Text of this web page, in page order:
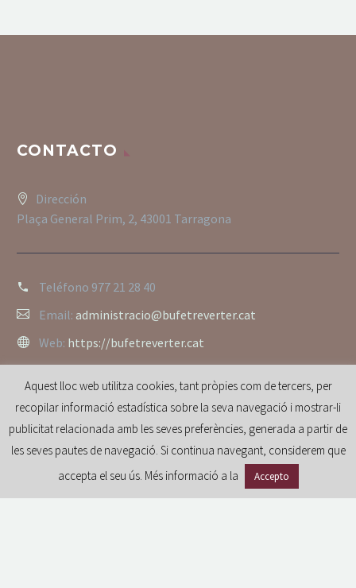
CONTACTO
Dirección
Plaça General Prim, 2, 43001 Tarragona
Teléfono 977 21 28 40
Email: administracio@bufetreverter.cat
Web: https://bufetreverter.cat
Aquest lloc web utilitza cookies, tant pròpies com de tercers, per
recopilar informació estadística sobre la seva navegació i mostrar-li
publicitat relacionada amb les seves preferències, generada a partir de
les seves pautes de navegació. Si continua navegant, considerem que
accepta el seu ús. Més informació a la
Accepto